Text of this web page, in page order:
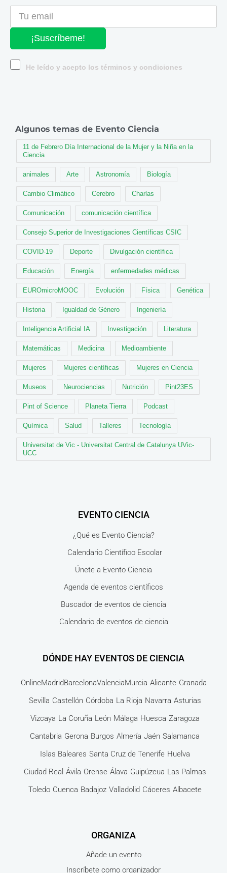
¡Suscríbeme!
He leído y acepto los términos y condiciones
Algunos temas de Evento Ciencia
11 de Febrero Día Internacional de la Mujer y la Niña en la
Ciencia
animales Arte Astronomía Biología
Cambio Climático Cerebro Charlas
Comunicación comunicación científica
Consejo Superior de Investigaciones Científicas CSIC
COVID-19 Deporte Divulgación científica
Educación Energía enfermedades médicas
EUROmicroMOOC Evolución Física Genética
Historia Igualdad de Género Ingeniería
Inteligencia Artificial IA Investigación Literatura
Matemáticas Medicina Medioambiente
Mujeres Mujeres científicas Mujeres en Ciencia
Museos Neurociencias Nutrición Pint23ES
Pint of Science Planeta Tierra Podcast
Química Salud Talleres Tecnología
Universitat de Vic - Universitat Central de Catalunya UVic-
UCC
EVENTO CIENCIA
¿Qué es Evento Ciencia?
Calendario Científico Escolar
Únete a Evento Ciencia
Agenda de eventos científicos
Buscador de eventos de ciencia
Calendario de eventos de ciencia
DÓNDE HAY EVENTOS DE CIENCIA
OnlineMadridBarcelonaValenciaMurcia Alicante Granada
Sevilla Castellón Córdoba La Rioja Navarra Asturias
Vizcaya La Coruña León Málaga Huesca Zaragoza
Cantabria Gerona Burgos Almería Jaén Salamanca
Islas Baleares Santa Cruz de Tenerife Huelva
Ciudad Real Ávila Orense Álava Guipúzcua Las Palmas
Toledo Cuenca Badajoz Valladolid Cáceres Albacete
ORGANIZA
Añade un evento
Inscríbete como organizador